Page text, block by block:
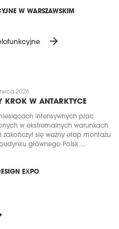
W WARSZAWSKIM
arrow_forward
2026
KROK W ANTARKTYCE
intensywnych prac
w ekstremalnych warunkach
zakończył się ważny etap montażu
głównego Polsk ...
EXPO